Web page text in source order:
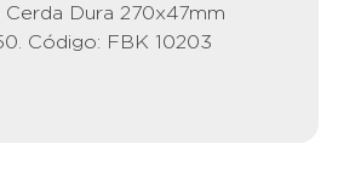
Dura 270x47mm
Código: FBK 10203